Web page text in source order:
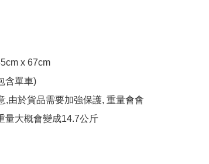
x 67cm
含單車)
,由於貨品需要加強保護, 重量會會
量大概會變成14.7公斤